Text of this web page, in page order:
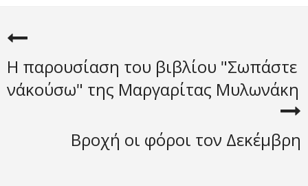
Η παρουσίαση του βιβλίου "Σωπάστε
ν΄ακούσω" της Μαργαρίτας Μυλωνάκη
Βροχή οι φόροι τον Δεκέμβρη